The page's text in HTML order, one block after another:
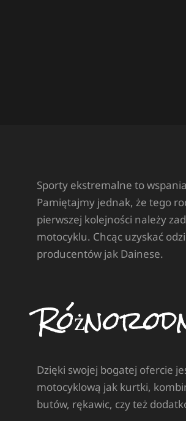
Sporty ekstremalne to
Pamiętajmy jednak, że tego
pierwszej kolejności należy
motocyklu. Chcąc uzyskać
producentów jak Dainese.
Dzięki swojej bogatej ofercie
motocyklową jak kurtki,
butów, rękawic, czy też